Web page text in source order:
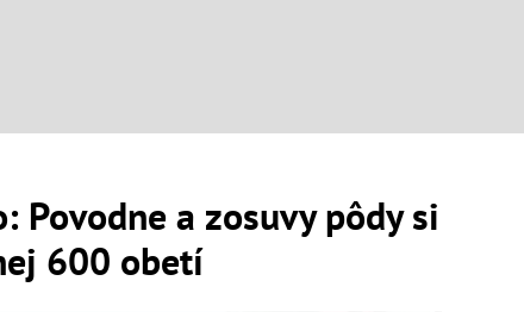
Povodne a zosuvy pôdy si
600 obetí